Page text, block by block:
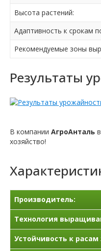
Высота растений:
Адаптивность к срокам
Рекомендуемые зоны
Результаты
В компании АгроАнталь
хозяйство!
Производитель:
Технология
Устойчивость к расам